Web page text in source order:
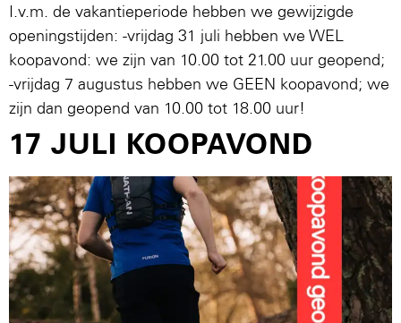
I.v.m. de vakantieperiode hebben we gewijzigde
openingstijden: -vrijdag 31 juli hebben we WEL
koopavond: we zijn van 10.00 tot 21.00 uur geopend;
-vrijdag 7 augustus hebben we GEEN koopavond; we
zijn dan geopend van 10.00 tot 18.00 uur!
17 JULI KOOPAVOND